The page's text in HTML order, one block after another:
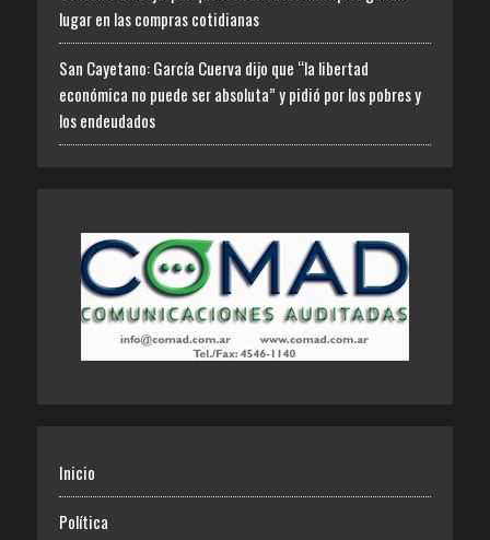
lugar en las compras cotidianas
San Cayetano: García Cuerva dijo que “la libertad
económica no puede ser absoluta” y pidió por los pobres y
los endeudados
Inicio
Política